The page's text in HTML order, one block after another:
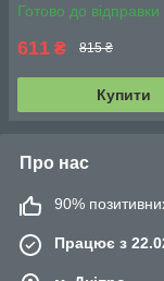
Готово до відправки
611 ₴ 815 ₴
Купити
Про нас
90%
Працює з